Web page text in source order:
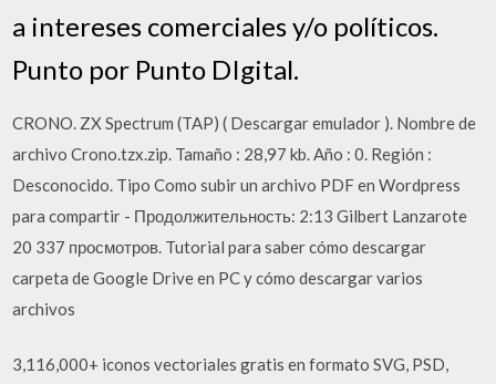
a intereses comerciales y/o políticos.
Punto por Punto DIgital.
CRONO. ZX Spectrum (TAP) ( Descargar emulador ). Nombre de
archivo Crono.tzx.zip. Tamaño : 28,97 kb. Año : 0. Región :
Desconocido. Tipo Como subir un archivo PDF en Wordpress
para compartir - Продолжительность: 2:13 Gilbert Lanzarote
20 337 просмотров. Tutorial para saber cómo descargar
carpeta de Google Drive en PC y cómo descargar varios
archivos
3,116,000+ iconos vectoriales gratis en formato SVG, PSD,